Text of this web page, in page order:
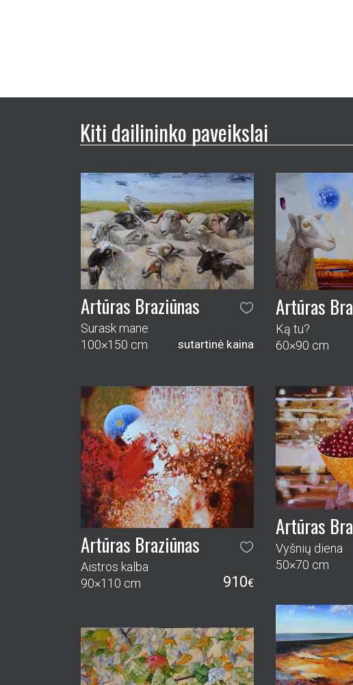
Kiti dailininko paveikslai
Artūras Braziūnas
Surask mane
100×150 cm
sutartinė kaina
Artūras
Ką tu?
60×90 cm
Artūras Braziūnas
Aistros kalba
90×110 cm
910€
Artūras
Vyšnių diena
50×70 cm